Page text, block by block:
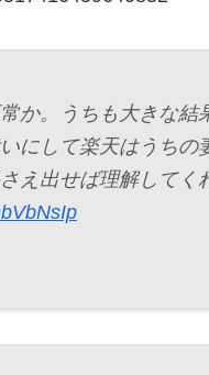
か。うちも大きな結
にして楽天はうちの
え出せば理解してく